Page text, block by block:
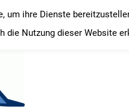
um ihre Dienste
die Nutzung dieser Website